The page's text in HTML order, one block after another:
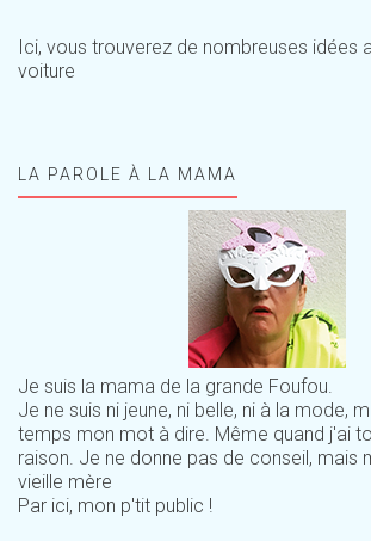
Ici, vous trouverez de nombreuses idées
voiture
LA PAROLE À LA MAMA
Je suis la mama de la grande Foufou.
Je ne suis ni jeune, ni belle, ni à la mode,
temps mon mot à dire. Même quand j'ai
raison. Je ne donne pas de conseil, mais
vieille mère
Par ici, mon p'tit public !